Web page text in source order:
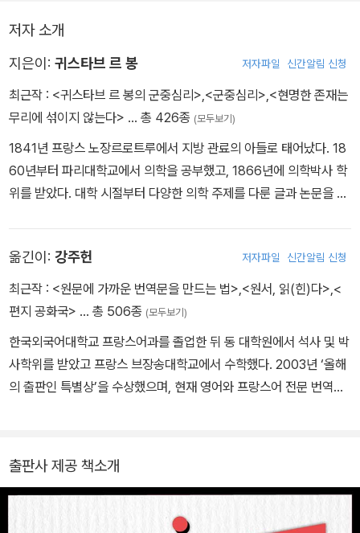
람, 질투하는 사람도 무능하고 무기력한 존재라는 자괴감에서 해방되
4. 군중의 편협성, 독선, 보수성
5. 군중의 도덕성
저자 소개
지은이: 귀스타브 르 봉 저자파일 신간알림 신청
최근작 : <귀스타브 르 봉의 군중심리> <군중심리> <현명한 존재는
무리에 섞이지 않는다> … 총 426종 (모두보기)
1841년 프랑스 노장르로트루에서 지방 관료의 아들로 태어났다. 18
60년부터 파리대학교에서 의학을 공부했고, 1866년에 의학박사 학
위를 받았다. 대학 시절부터 다양한 의학 주제를 다룬 글과 논문을 썼
리 시민들이 세운 사회주의 자치 정부)을 목격한 뒤 세계관의 큰 변화
를 겪은 이후 유럽, 아시아, 북아프리카 지역을 여행하면서 인류학과
고고학에 관한 책을 저술했다. 1890년대에 들어서면서 그의 관심은
중사회의 문제를 해결할 방책을 찾고 현실 정치에 도움이 되고자 하
는 소명의식에서 사회심리학 연구에 몰두한 것이다. 그 결실로 1894
년에 집단의 특성을 바탕으로 민족의 발달 과정을 분석한 『민족 진화
인 『군중심리』는 출간 1년 만에 19개 언어로 번역되었다. 이로 인해
그는 세계적 학자이자 문필가라는 명성을 얻게 되었고, 이 책은 사회
옮긴이: 강주헌 저자파일 신간알림 신청
최근작 : <원문에 가까운 번역문을 만드는 법> <원서, 읽(힌)다> <
편지 공화국> … 총 506종 (모두보기)
한국외국어대학교 프랑스어과를 졸업한 뒤 동 대학원에서 석사 및 박
사학위를 받았고 프랑스 브장송대학교에서 수학했다. 2003년 ‘올해
의 출판인 특별상’을 수상했으며, 현재 영어와 프랑스어 전문 번역가
심리》 등 100여 권이 있으며, 지은 책으로는 《원서, 읽(힌)다》, 《기
획에는 국경도 없다》, 《원문에 가까운 번역문을 만드는 법》 등이 있
출판사 제공 책소개